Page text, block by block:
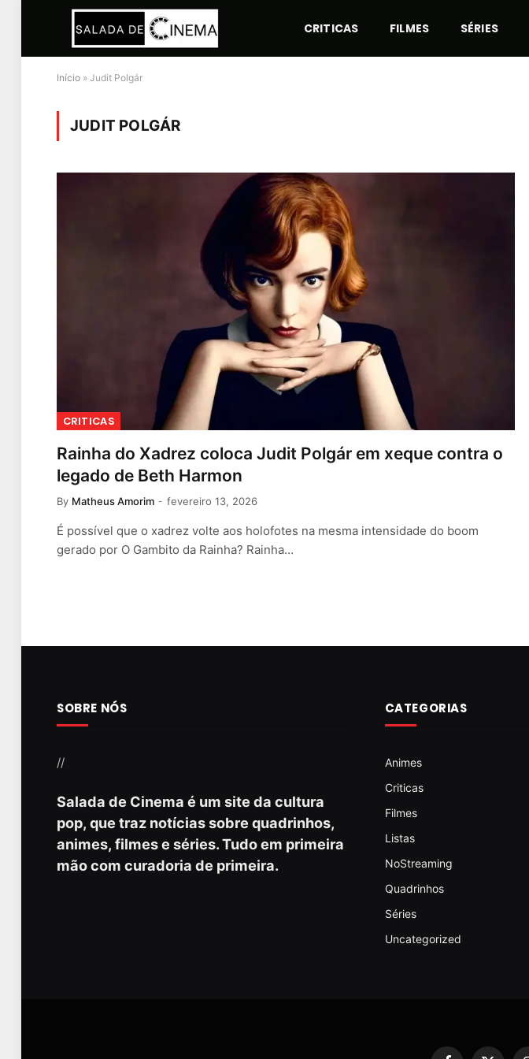
CRITICAS FILMES SÉRIES
Início » Judit Polgár
JUDIT POLGÁR
CRITICAS
Rainha do Xadrez coloca Judit Polgár em xeque contra o
legado de Beth Harmon
By Matheus Amorim fevereiro 13, 2026
É possível que o xadrez volte aos holofotes na mesma intensidade do boom
gerado por O Gambito da Rainha? Rainha…
SOBRE NÓS
//
Salada de Cinema é um site da cultura
pop, que traz notícias sobre quadrinhos,
animes, filmes e séries. Tudo em primeira
mão com curadoria de primeira.
CATEGORIAS
Animes
Criticas
Filmes
Listas
NoStreaming
Quadrinhos
Séries
Uncategorized